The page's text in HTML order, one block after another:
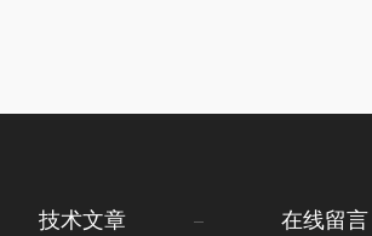
技术文章 在线留言